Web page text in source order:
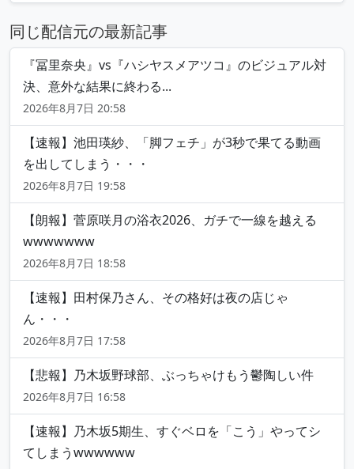
同じ配信元の最新記事
『冨里奈央』vs『ハシヤスメアツコ』のビジュアル対
決、意外な結果に終わる...
2026年8月7日 20:58
【速報】池田瑛紗、「脚フェチ」が3秒で果てる動画
を出してしまう・・・
2026年8月7日 19:58
【朗報】菅原咲月の浴衣2026、ガチで一線を越える
wwwwwww
2026年8月7日 18:58
【速報】田村保乃さん、その格好は夜の店じゃ
ん・・・
2026年8月7日 17:58
【悲報】乃木坂野球部、ぶっちゃけもう鬱陶しい件
2026年8月7日 16:58
【速報】乃木坂5期生、すぐベロを「こう」やってシ
てしまうwwwwww